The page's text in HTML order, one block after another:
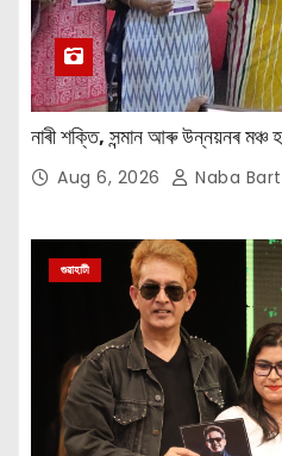
নাৰী শক্তি, সন্মান আৰু উন্নয়নৰ মঞ্চ
Aug 6, 2026 Naba
গুৱাহাটী